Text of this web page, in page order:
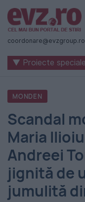
Știri
naționale
internaționale
România
-
Evenimentul
Zilei
coordonare@evzgroup.ro
▼ Proiecte speciale
MONDEN
Scandal
Maria
Andreei
jignită de
jumulită